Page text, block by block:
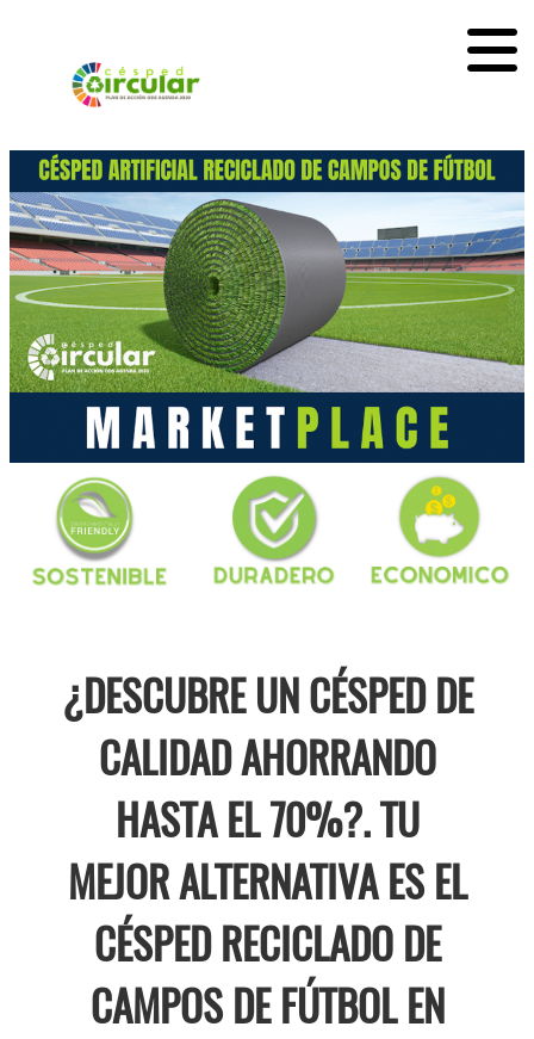
¿DESCUBRE UN CÉSPED DE
CALIDAD AHORRANDO
HASTA EL 70%?. TU
MEJOR ALTERNATIVA ES EL
CÉSPED RECICLADO DE
CAMPOS DE FÚTBOL EN